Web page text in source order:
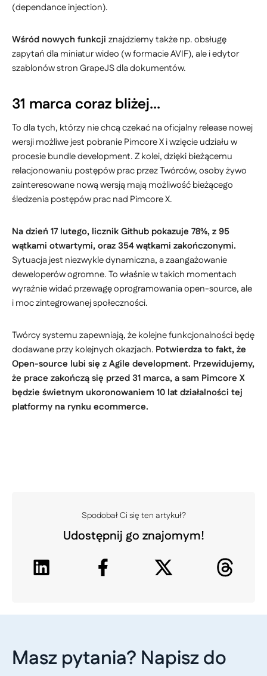
(dependance injection).
Wśród nowych funkcji znajdziemy także np. obsługę
zapytań dla miniatur wideo (w formacie AVIF), ale i edytor
szablonów stron GrapeJS dla dokumentów.
31 marca coraz bliżej...
To dla tych, którzy nie chcą czekać na oficjalny release nowej
wersji możliwe jest pobranie Pimcore X i wzięcie udziału w
procesie bundle development. Z kolei, dzięki bieżącemu
relacjonowaniu postępów prac przez Twórców, osoby żywo
zainteresowane nową wersją mają możliwość bieżącego
śledzenia postępów prac nad Pimcore X.
Na dzień 17 lutego, licznik Github pokazuje 78%, z 95
wątkami otwartymi, oraz 354 wątkami zakończonymi.
Sytuacja jest niezwykle dynamiczna, a zaangażowanie
deweloperów ogromne. To właśnie w takich momentach
wyraźnie widać przewagę oprogramowania open-source, ale
i moc zintegrowanej społeczności.
Twórcy systemu zapewniają, że kolejne funkcjonalności będę
dodawane przy kolejnych okazjach. Potwierdza to fakt, że
Open-source lubi się z Agile development. Przewidujemy,
że prace zakończą się przed 31 marca, a sam Pimcore X
będzie świetnym ukoronowaniem 10 lat działalności tej
platformy na rynku ecommerce.
Spodobał Ci się ten artykuł?
Udostępnij go znajomym!
Masz pytania? Napisz do